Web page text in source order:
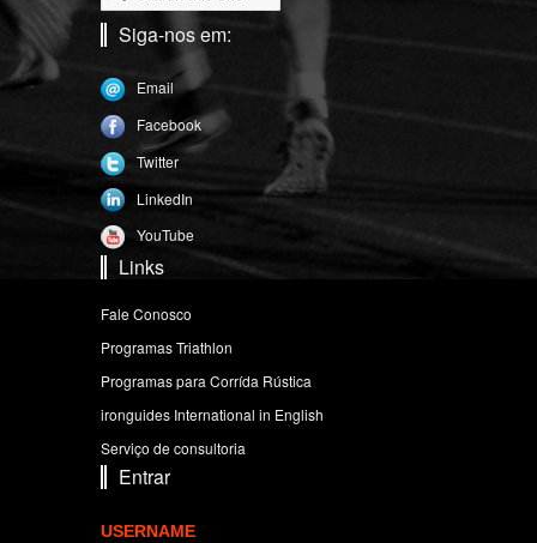
Siga-nos em:
Email
Facebook
Twitter
LinkedIn
YouTube
Links
Fale Conosco
Programas Triathlon
Programas para Corrída Rústica
ironguides International in English
Serviço de consultoria
Entrar
USERNAME